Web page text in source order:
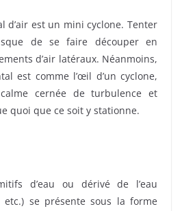
d’air est un mini cyclone. Tenter
de se faire découper en
d’air latéraux. Néanmoins,
est comme l’œil d’un cyclone,
cernée de turbulence et
quoi que ce soit y stationne.
d’eau ou dérivé de l’eau
etc.) se présente sous la forme